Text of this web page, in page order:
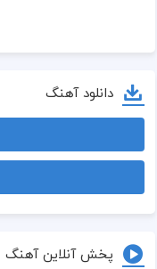
دانلود آهنگ
پخش آنلاین آهنگ